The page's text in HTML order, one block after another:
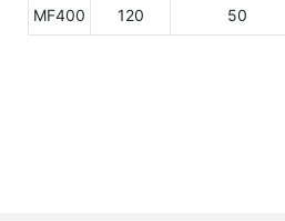
MF400 120 50